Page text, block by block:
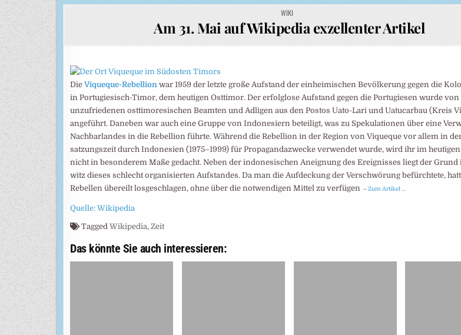
POSTED
IN
WIKI
Am 31. Mai auf Wikipedia exzellenter Artikel
Die Viqueque-Rebellion war 1959 der letzte große Auf­stand der einheimi­schen Bevölke­rung gegen die
in Portu­giesisch-Timor, dem heuti­gen Ost­timor. Der erfolg­lose Auf­stand gegen die Portu­giesen wurde von
unzu­friede­nen ost­timoresi­schen Beamten und Adli­gen aus den Postos Uato-Lari und Uatucarbau (Kreis
ange­führt. Dane­ben war auch eine Gruppe von Indone­siern betei­ligt, was zu Speku­latio­nen über eine
Nachbar­landes in die Rebel­lion führte. Wäh­rend die Rebel­lion in der Region von Viqueque vor allem in
satzungs­zeit durch Indone­sien (1975–1999) für Propa­ganda­zwecke verwen­det wurde, wird ihr im
nicht in beson­derem Maße ge­dacht. Neben der indone­sischen Aneig­nung des Ereig­nisses liegt der
witz dieses schlecht organi­sierten Aufstan­des. Da man die Auf­deckung der Verschwö­rung befürch­tete,
Rebellen über­eilt losge­schlagen, ohne über die notwen­digen Mittel zu verfügen –Zum Artikel …
Quelle: Wikipedia
Tagged Wikipedia, Zeit
Das könnte Sie auch interessieren: